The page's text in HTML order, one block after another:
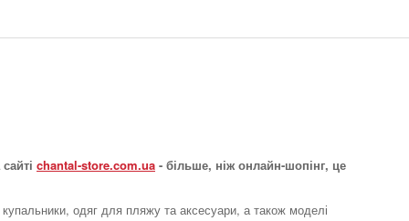
chantal-store.com.ua - більше, ніж онлайн-шопінг, це
одяг для пляжу та аксесуари, а також моделі